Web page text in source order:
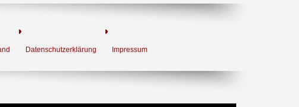
Datenschutzerklärung Impressum